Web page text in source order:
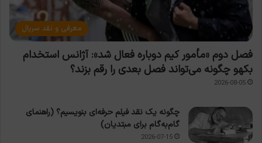
معرفی و نقد سریال
فصل دوم «مأمور کیم دوباره فعال شد»: آژانس استخدام
بکهو چگونه می‌تواند فصل بعدی را رقم بزند؟
2026-08-05
چگونه یک نقد فیلم حرفه‌ای بنویسیم؟ (راهنمای
گام‌به‌گام برای مبتدیان)
2026-07-15